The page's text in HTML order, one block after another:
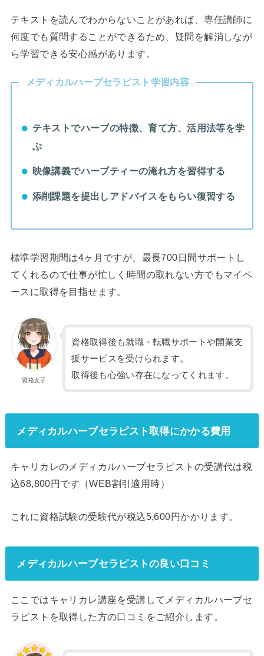
テキストを読んでわからないことがあれば、専任講師に
何度でも質問することができるため、疑問を解消しなが
ら学習できる安心感があります。
メディカルハーブセラピスト学習内容
テキストでハーブの特徴、育て方、活用法等を学
ぶ
映像講義でハーブティーの淹れ方を習得する
添削課題を提出しアドバイスをもらい復習する
標準学習期間は4ヶ月ですが、最長700日間サポートし
てくれるので仕事が忙しく時間の取れない方でもマイペ
ースに取得を目指せます。
資格女子
資格取得後も就職・転職サポートや開業支
援サービスを受けられます。
取得後も心強い存在になってくれます。
メディカルハーブセラピスト取得にかかる費用
キャリカレのメディカルハーブセラピストの受講代は税
込68,800円です（WEB割引適用時）
これに資格試験の受験代が税込5,600円かかります。
メディカルハーブセラピストの良い口コミ
ここではキャリカレ講座を受講してメディカルハーブセ
ラピストを取得した方の口コミをご紹介します。